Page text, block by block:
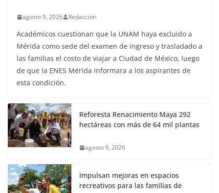
agosto 9, 2026 Redaccion
Académicos cuestionan que la UNAM haya excluido a
Mérida como sede del examen de ingreso y trasladado a
las familias el costo de viajar a Ciudad de México, luego
de que la ENES Mérida informara a los aspirantes de
esta condición.
Reforesta Renacimiento Maya 292
hectáreas con más de 64 mil plantas
agosto 9, 2026
Impulsan mejoras en espacios
recreativos para las familias de